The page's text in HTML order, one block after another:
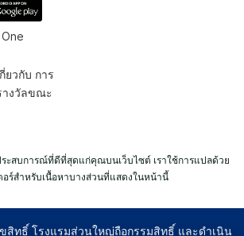
กี่ยวกับ การ
างวัลขณะ
ระสบการณ์ที่ดีที่สุดแก่คุณบนเว็บไซต์ เราใช้การแปลด้วย
อร์สำหรับเนื้อหาบางส่วนที่แสดงในหน้านี้
สิทธิ์ โรงแรมส่วนใหญ่ถือกรรมสิทธิ์ และดำเนิน